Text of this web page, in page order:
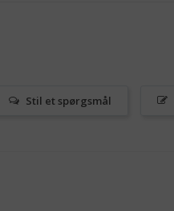
Stil et spørgsmål